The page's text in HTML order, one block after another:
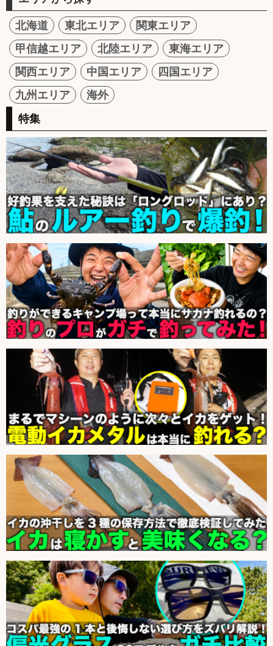
北海道 東北エリア
関東エリア
甲信越エリア
北陸エリア
東海エリア
関西エリア
中国エリア
四国エリア
九州エリア
海外
特集